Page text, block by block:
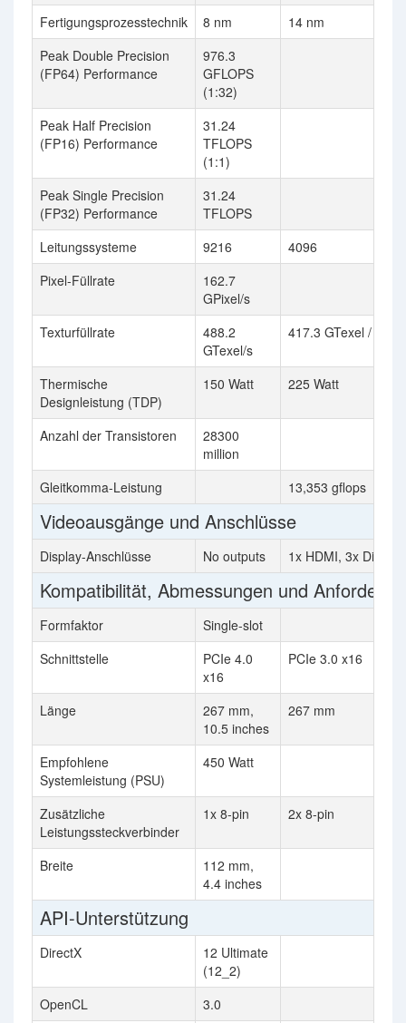
Fertigungsprozesstechnik 8 nm
14 nm
Peak Double Precision
(FP64) Performance
976.3
GFLOPS
(1:32)
Peak Half Precision
(FP16) Performance
31.24
TFLOPS
(1:1)
Peak Single Precision
(FP32) Performance
31.24
TFLOPS
Leitungssysteme
9216
4096
Pixel-Füllrate
162.7
GPixel/s
Texturfüllrate
488.2
GTexel/s
417.3 GTexel / s
Thermische
Designleistung (TDP)
150 Watt 225 Watt
Anzahl der Transistoren
28300
million
Gleitkomma-Leistung
13,353 gflops
Videoausgänge und Anschlüsse
Display-Anschlüsse No outputs 1x HDMI, 3x
Kompatibilität, Abmessungen und
Formfaktor
Single-slot
Schnittstelle
PCIe 4.0
x16
PCIe 3.0 x16
Länge
267 mm,
10.5 inches
267 mm
Empfohlene
Systemleistung (PSU)
450 Watt
Zusätzliche
Leistungssteckverbinder
1x 8-pin 2x 8-pin
Breite
112 mm,
4.4 inches
API-Unterstützung
DirectX
12 Ultimate
(12_2)
OpenCL
3.0